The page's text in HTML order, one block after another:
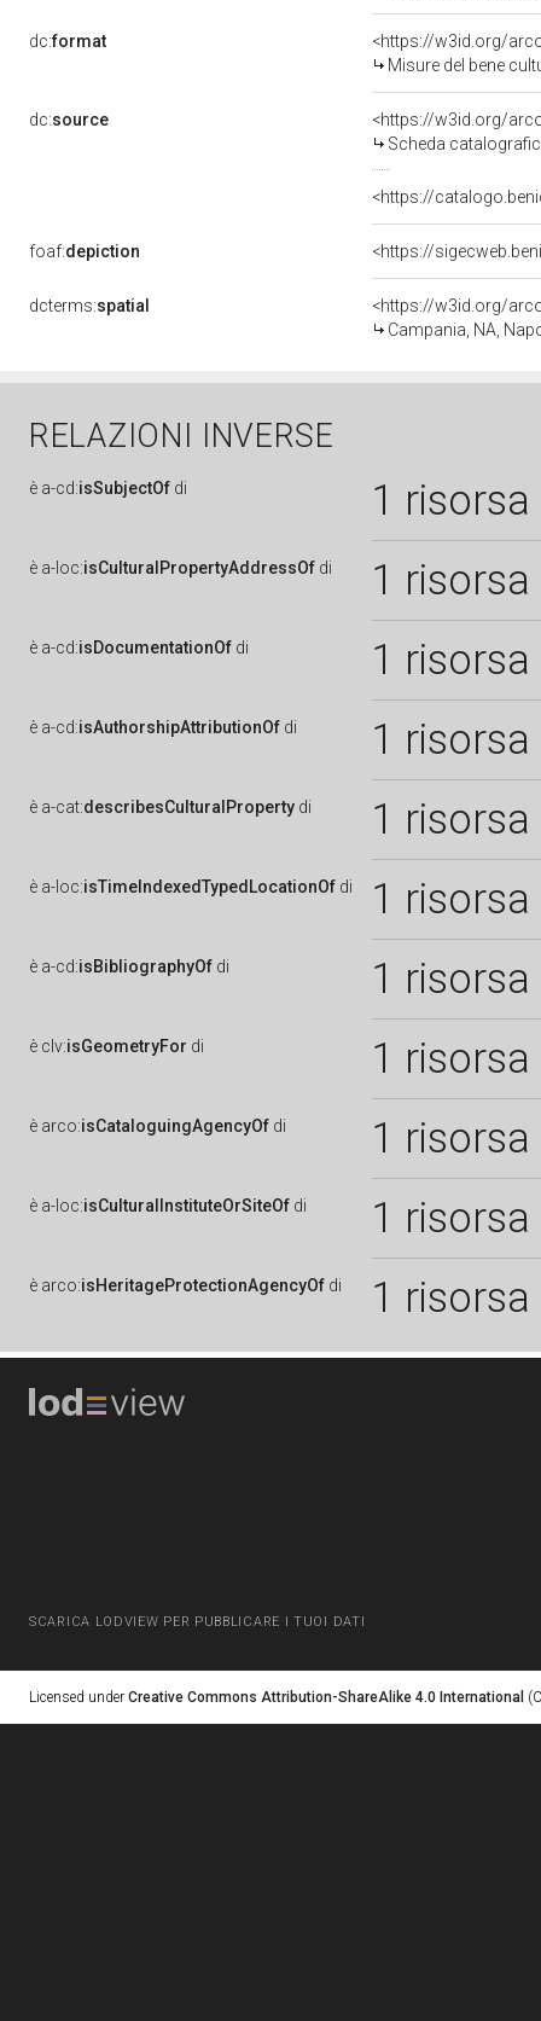
dc:format
<https://w3id.org/
Misure del bene
dc:source
<https://w3id.org/
Scheda
<https://
foaf:depiction <https://
dcterms:spatial
<https://w3id.org/
Campania, NA,
RELAZIONI INVERSE
è a-cd:isSubjectOf di 1 risorsa
è a-loc:isCulturalPropertyAddressOf di 1 risorsa
è a-cd:isDocumentationOf di 1 risorsa
è a-cd:isAuthorshipAttributionOf di 1 risorsa
è a-cat:describesCulturalProperty di 1 risorsa
è a-loc:isTimeIndexedTypedLocationOf di 1 risorsa
è a-cd:isBibliographyOf di 1 risorsa
è clv:isGeometryFor di 1 risorsa
è arco:isCataloguingAgencyOf di 1 risorsa
è a-loc:isCulturalInstituteOrSiteOf di 1 risorsa
è arco:isHeritageProtectionAgencyOf di 1 risorsa
SCARICA LODVIEW PER PUBBLICARE I TUOI DATI
Licensed under Creative Commons Attribution-ShareAlike 4.0 International